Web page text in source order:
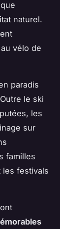
naturel.
vélo de
paradis
le ski
les
sur
familles
les festivals